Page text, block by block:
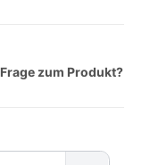
Frage zum Produkt?